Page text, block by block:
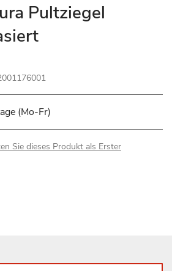
Pultziegel
(Mo-Fr)
Sie dieses Produkt als Erster